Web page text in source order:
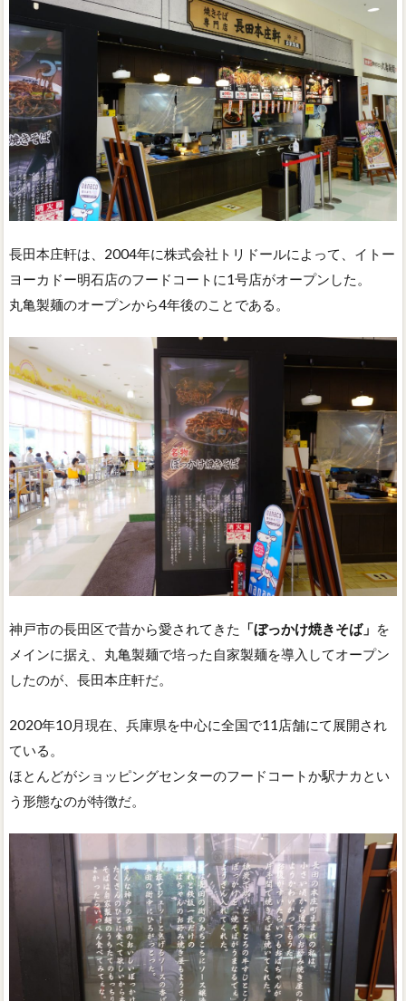
長田本庄軒は、2004年に株式会社トリドールによって、イトー
ヨーカドー明石店のフードコートに1号店がオープンした。
丸亀製麺のオープンから4年後のことである。
神戸市の長田区で昔から愛されてきた 「ぼっかけ焼きそば」 を
メインに据え、丸亀製麺で培った自家製麺を導入してオープン
したのが、長田本庄軒だ。
2020年10月現在、兵庫県を中心に全国で11店舗にて展開され
ている。
ほとんどがショッピングセンターのフードコートか駅ナカとい
う形態なのが特徴だ。